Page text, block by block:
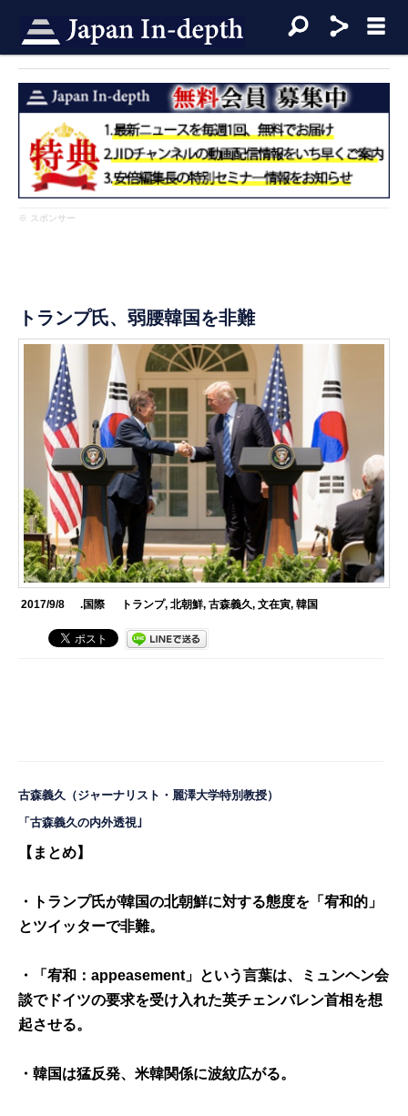
※ スポンサー
トランプ氏、弱腰韓国を非難
2017/9/8 .国際 トランプ, 北朝鮮, 古森義久, 文在寅, 韓国
古森義久 （ジャーナリスト・麗澤大学特別教授）
「古森義久の内外透視｣
【まとめ】
・トランプ氏が韓国の北朝鮮に対する態度を「宥和的」
とツイッターで非難。
・「宥和：appeasement」という言葉は、ミュンヘン会
談でドイツの要求を受け入れた英チェンバレン首相を想
起させる。
・韓国は猛反発、米韓関係に波紋広がる。